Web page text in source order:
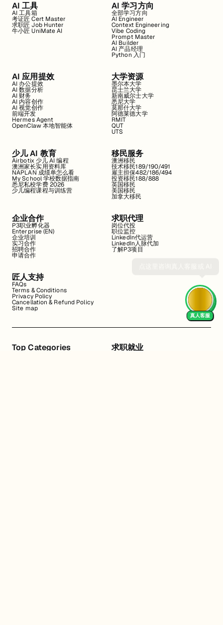
AI 工具
AI 工具箱
考证匠 Cert Master
求职匠 Job Hunter
牛小匠 UniMate AI
AI 学习方向
全部学习方向
AI Engineer
Context Engineering
Vibe Coding
Prompt Master
AI Builder
AI 产品经理
Python 入门
AI 应用提效
AI 办公提效
AI 数据分析
AI 财务
AI 内容创作
AI 视觉创作
前端开发
Hermes Agent
OpenClaw 本地智能体
大学资源
墨尔本大学
昆士兰大学
新南威尔士大学
悉尼大学
莫那什大学
阿德莱德大学
RMIT
QUT
UTS
少儿 AI 教育
Airbotix 少儿 AI 编程
澳洲家长实用资料库
NAPLAN 成绩单怎么看
My School 学校数据指南
悉尼私校学费 2026
少儿编程课程与训练营
移民服务
澳洲移民
技术移民189/190/491
雇主担保482/186/494
投资移民188/888
英国移民
美国移民
加拿大移民
企业合作
P3职业孵化器
Enterprise (EN)
企业培训
实习合作
招聘合作
申请合作
求职代理
岗位代投
职位监控
LinkedIn代运营
LinkedIn人脉代加
了解P3项目
匠人支持
FAQs
Terms & Conditions
Privacy Policy
Cancellation & Refund Policy
Site map
Top Categories 求职就业
真人客服